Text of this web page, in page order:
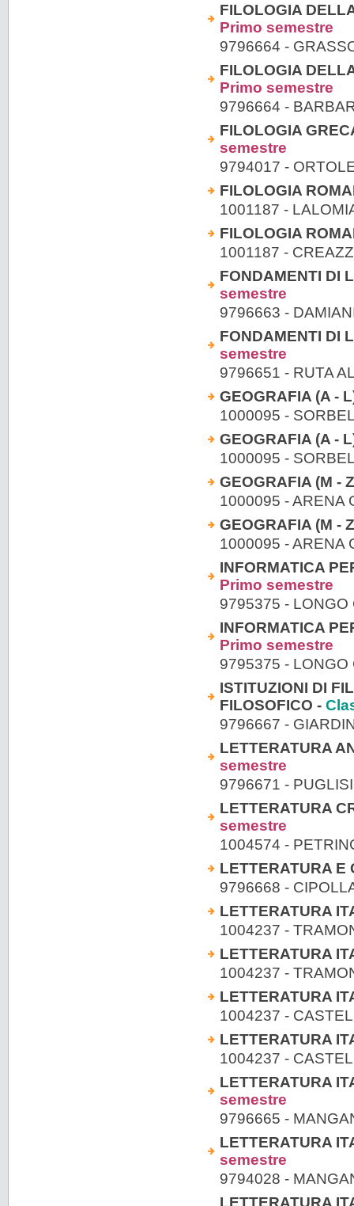
FILOLOGIA
Primo semestre
9796664 -
FILOLOGIA
Primo semestre
9796664 -
FILOLOGIA
semestre
9794017 -
FILOLOGIA
1001187 -
FILOLOGIA
1001187 -
FONDAMENTI DI
semestre
9796663 -
FONDAMENTI DI
semestre
9796651 - RUTA
GEOGRAFIA (A -
1000095 -
GEOGRAFIA (A -
1000095 -
GEOGRAFIA (M -
1000095 - ARENA
GEOGRAFIA (M -
1000095 - ARENA
INFORMATICA
Primo semestre
9795375 - LONGO
INFORMATICA
Primo semestre
9795375 - LONGO
ISTITUZIONI DI
FILOSOFICO -
9796667 -
LETTERATURA
semestre
9796671 -
LETTERATURA
semestre
1004574 -
LETTERATURA E
9796668 -
LETTERATURA
1004237 -
LETTERATURA
1004237 -
LETTERATURA
1004237 -
LETTERATURA
1004237 -
LETTERATURA
semestre
9796665 -
LETTERATURA
semestre
9794028 -
LETTERATURA